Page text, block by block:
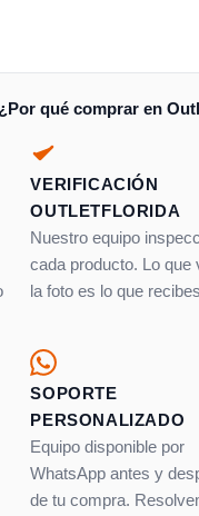
¿Por qué comprar en
VERIFICACIÓN
OUTLETFLORIDA
Nuestro equipo
cada producto. Lo que
la foto es lo que
SOPORTE
PERSONALIZADO
Equipo disponible por
WhatsApp antes y
de tu compra.